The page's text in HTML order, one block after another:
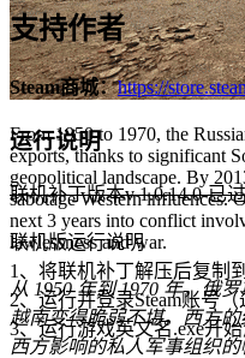
From 1950 to 1970, the
exports, thanks to significant
geopolitical landscape. By
sabotage Western influences.
next 3 years into conflict
lawlessness and war.
从 1950 年到 1970 年，俄
越南变得脆弱不堪。西方
西方影响的私人军事组织
支持作者
Steam商城：https://
运行说明
联机补丁版本v 1.0.14.0-已
联机版运行说明
1、将联机补丁解压后复制
2、运行并登录Steam账号
3、运行游戏英文名.exe开